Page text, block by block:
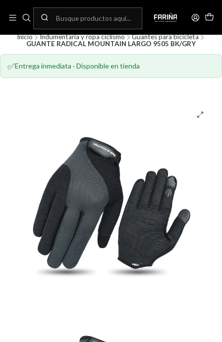
Envíos gratis por compras sobre 80.000! (No aplica para bicicletas)
Inicio Indumentaria y ropa ciclismo
Guantes para bicicleta
GUANTE RADICAL MOUNTAIN LARGO 9505 BK/GRY
✅Entrega inmediata · Disponible en tienda